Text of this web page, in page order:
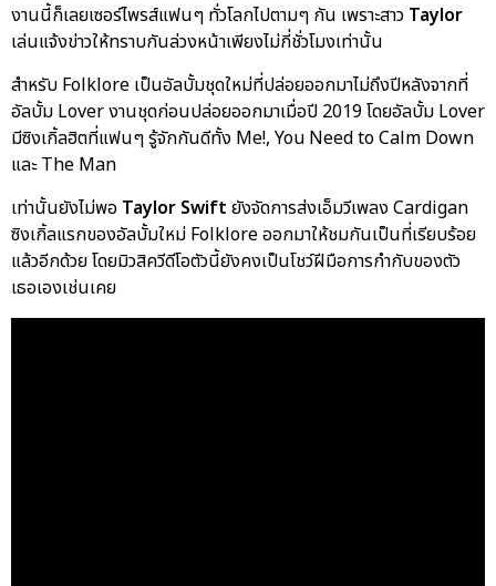
งานนี้ก็เลยเซอร์ไพรส์แฟนๆ ทั่วโลกไปตามๆ กัน เพราะสาว Taylor
เล่นแจ้งข่าวให้ทราบกันล่วงหน้าเพียงไม่กี่ชั่วโมงเท่านั้น
สำหรับ Folklore เป็นอัลบั้มชุดใหม่ที่ปล่อยออกมาไม่ถึงปีหลังจากที่
อัลบั้ม Lover งานชุดก่อนปล่อยออกมาเมื่อปี 2019 โดยอัลบั้ม Lover
มีซิงเกิ้ลฮิตที่แฟนๆ รู้จักกันดีทั้ง Me!, You Need to Calm Down
และ The Man
เท่านั้นยังไม่พอ Taylor Swift ยังจัดการส่งเอ็มวีเพลง Cardigan
ซิงเกิ้ลแรกของอัลบั้มใหม่ Folklore ออกมาให้ชมกันเป็นที่เรียบร้อย
แล้วอีกด้วย โดยมิวสิควีดีโอตัวนี้ยังคงเป็นโชว์ฝีมือการกำกับของตัว
เธอเองเช่นเคย